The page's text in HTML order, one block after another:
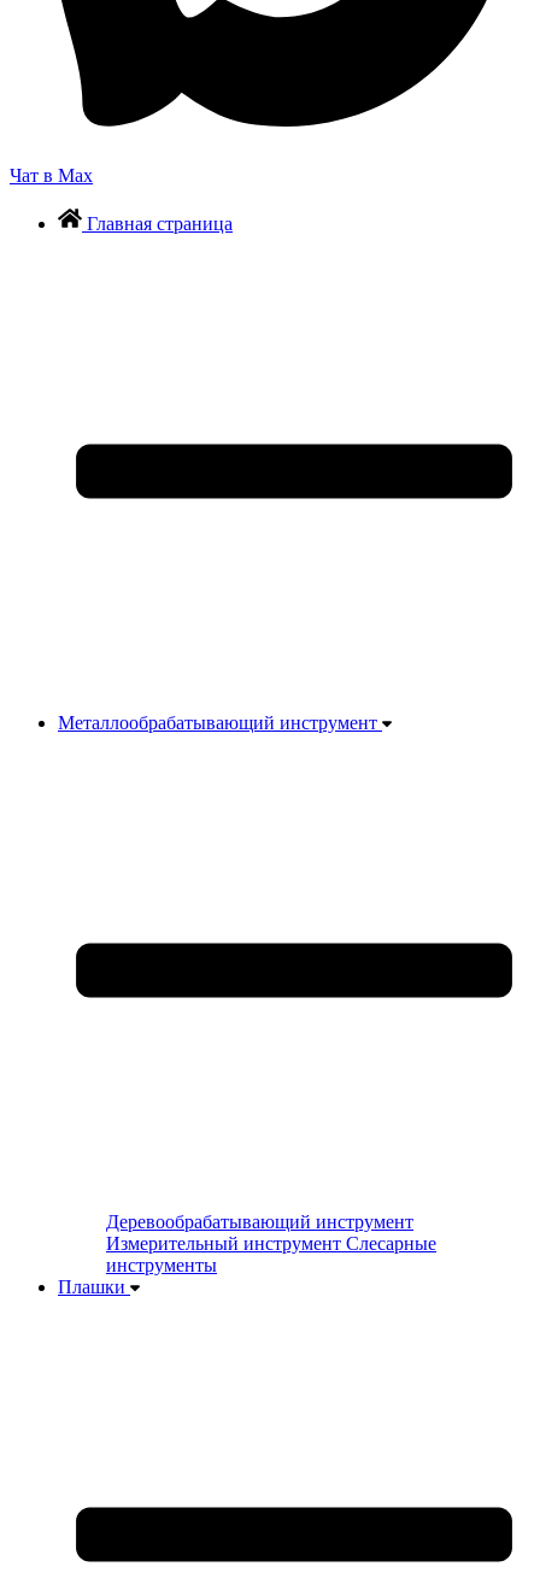
Чат в Max
Главная страница
Металлообрабатывающий инструмент
Деревообрабатывающий инструмент
Измерительный инструмент Слесарные
инструменты
Плашки